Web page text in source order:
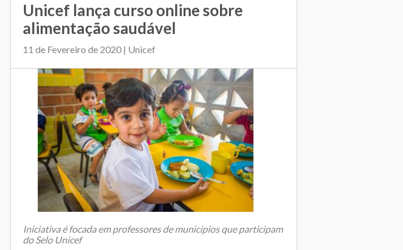
Unicef lança curso online sobre
alimentação saudável
11 de Fevereiro de 2020 | Unicef
Iniciativa é focada em professores de municípios que participam
do Selo Unicef